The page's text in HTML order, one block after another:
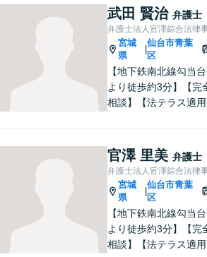
る限り円満な結果が実
ことも心がけています
問題でお困りの方は
ご相談ください。
武田 賢治 弁護士
弁護士法人官澤綜合法律
宮城
県
|
仙台市青葉
区
【地下鉄南北線勾当
より徒歩約3分】【完
相談】【法テラス適用
しつつ事件に取り組
ます。法律問題でお困
はお気軽にご相談くだ
官澤 里美 弁護士
弁護士法人官澤綜合法律
宮城
県
|
仙台市青葉
区
【地下鉄南北線勾当
より徒歩約3分】【完
相談】【法テラス適用